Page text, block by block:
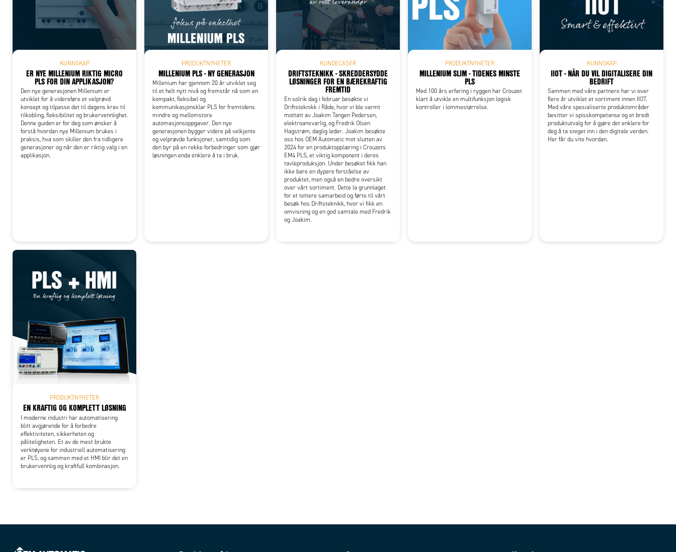
KUNNSKAP
ER NYE MILLENIUM RIKTIG MICRO
PLS FOR DIN APPLIKASJON?
Den nye generasjonen Millenium er
utviklet for å videreføre et velprøvd
konsept og tilpasse det til dagens krav til
tilkobling, fleksibilitet og brukervennlighet.
Denne guiden er for deg som ønsker å
forstå hvordan nye Millenium brukes i
praksis, hva som skiller den fra tidligere
generasjoner og når den er riktig valg i en
applikasjon.
PRODUKTNYHETER
MILLENIUM PLS - NY GENERASJON
Millenium har gjennom 20 år utviklet seg
til et helt nytt nivå og fremstår nå som en
kompakt, fleksibel og
kommunikasjonsklar PLS for fremtidens
mindre og mellomstore
automasjonsoppgaver. Den nye
generasjonen bygger videre på velkjente
og velprøvde funksjoner, samtidig som
den byr på en rekke forbedringer som gjør
løsningen enda enklere å ta i bruk.
KUNDECASER
DRIFTSTEKNIKK - SKREDDERSYDDE
LØSNINGER FOR EN BÆREKRAFTIG
FREMTID
En solrik dag i februar besøkte vi
Driftsteknikk i Råde, hvor vi ble varmt
mottatt av Joakim Tangen Pedersen,
elektroansvarlig, og Fredrik Olsen
Hagstrøm, daglig leder. Joakim besøkte
oss hos OEM Automatic mot slutten av
2024 for en produktopplæring i Crouzets
EM4 PLS, et viktig komponent i deres
tavleproduksjon. Under besøket fikk han
ikke bare en dypere forståelse av
produktet, men også en bedre oversikt
over vårt sortiment. Dette la grunnlaget
for et tettere samarbeid og førte til vårt
besøk hos Driftsteknikk, hvor vi fikk en
omvisning og en god samtale med Fredrik
og Joakim.
PRODUKTNYHETER
MILLENIUM SLIM - TIDENES MINSTE
PLS
Med 100 års erfaring i ryggen har Crouzet
klart å utvikle en multifunksjon logisk
kontroller i lommestørrelse.
KUNNSKAP
IIOT - NÅR DU VIL DIGITALISERE DIN
BEDRIFT
Sammen med våre partnere har vi over
flere år utviklet et sortiment innen IIOT.
Med våre spesialiserte produktområder
besitter vi spisskompetanse og et bredt
produktutvalg for å gjøre det enklere for
deg å ta steget inn i den digitale verden.
Her får du vite hvordan.
PRODUKTNYHETER
EN KRAFTIG OG KOMPLETT LØSNING
I moderne industri har automatisering
blitt avgjørende for å forbedre
effektiviteten, sikkerheten og
påliteligheten. Et av de mest brukte
verktøyene for industriell automatisering
er PLS, og sammen med et HMI blir det en
brukervennlig og kraftfull kombinasjon.